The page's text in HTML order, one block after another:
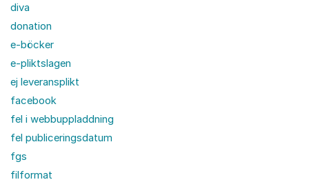
diva
donation
e-böcker
e-pliktslagen
ej leveransplikt
facebook
fel i webbuppladdning
fel publiceringsdatum
fgs
filformat